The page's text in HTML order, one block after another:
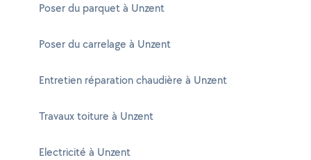
Poser du parquet à Unzent
Poser du carrelage à Unzent
Entretien réparation chaudière à Unzent
Travaux toiture à Unzent
Electricité à Unzent